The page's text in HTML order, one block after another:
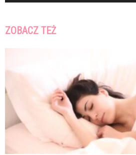
ZOBACZ TEŻ